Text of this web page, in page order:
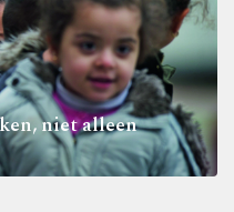
niet alleen